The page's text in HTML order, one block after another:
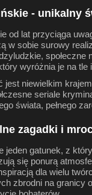
- unikalny
od lat przyciąga
w sobie surowy
wyróżnia je na tle
jest niewielkim
seriale
świata, pełnego
zagadki i
jeden gatunek, z
się ponurą
dla wielu
zbrodni na granicy